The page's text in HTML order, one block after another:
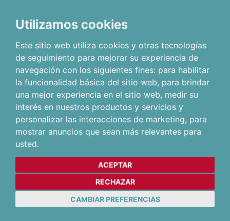
Utilizamos cookies
Este sitio web utiliza cookies y otras tecnologías
de seguimiento para mejorar su experiencia de
navegación con los siguientes fines: para habilitar
la funcionalidad básica del sitio web, para brindar
una mejor experiencia en el sitio web, medir su
interés en nuestros productos y servicios y
personalizar las interacciones de marketing, para
mostrar anuncios que sean más relevantes para
usted.
ACEPTAR
RECHAZAR
CAMBIAR PREFERENCIAS